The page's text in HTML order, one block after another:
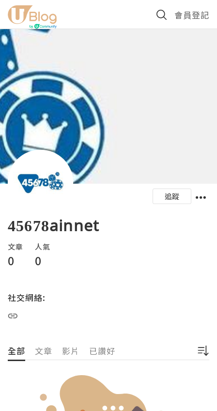
會員登記
追蹤
45678ainnet
文章
0
人氣
0
社交網絡:
全部 文章 影片 已讚好